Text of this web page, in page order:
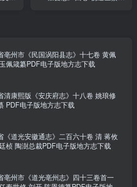
亳州市《民国涡阳县志》十七卷 黄佩
佩箴纂PDF电子版地方志下载
清康熙版《安庆府志》十八卷 姚琅修
PDF电子版地方志下载
《道光安徽通志》二百六十卷 清 蒋攸
桢 陶澍总裁PDF电子版地方志下载
亳州市《道光亳州志》四十三卷首一